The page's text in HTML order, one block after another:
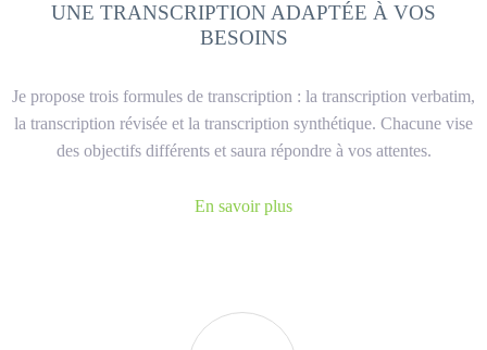
UNE TRANSCRIPTION ADAPTÉE À VOS
BESOINS
Je propose trois formules de transcription : la transcription verbatim,
la transcription révisée et la transcription synthétique. Chacune vise
des objectifs différents et saura répondre à vos attentes.
En savoir plus